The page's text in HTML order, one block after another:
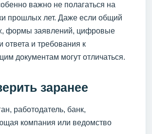
важно не полагаться на
прошлых лет. Даже если общий
формы заявлений, цифровые
ответа и требования к
документам могут отличаться.
заранее
работодатель, банк,
компания или ведомство